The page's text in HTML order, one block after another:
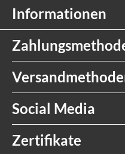
Informationen
Social Media
Zertifikate